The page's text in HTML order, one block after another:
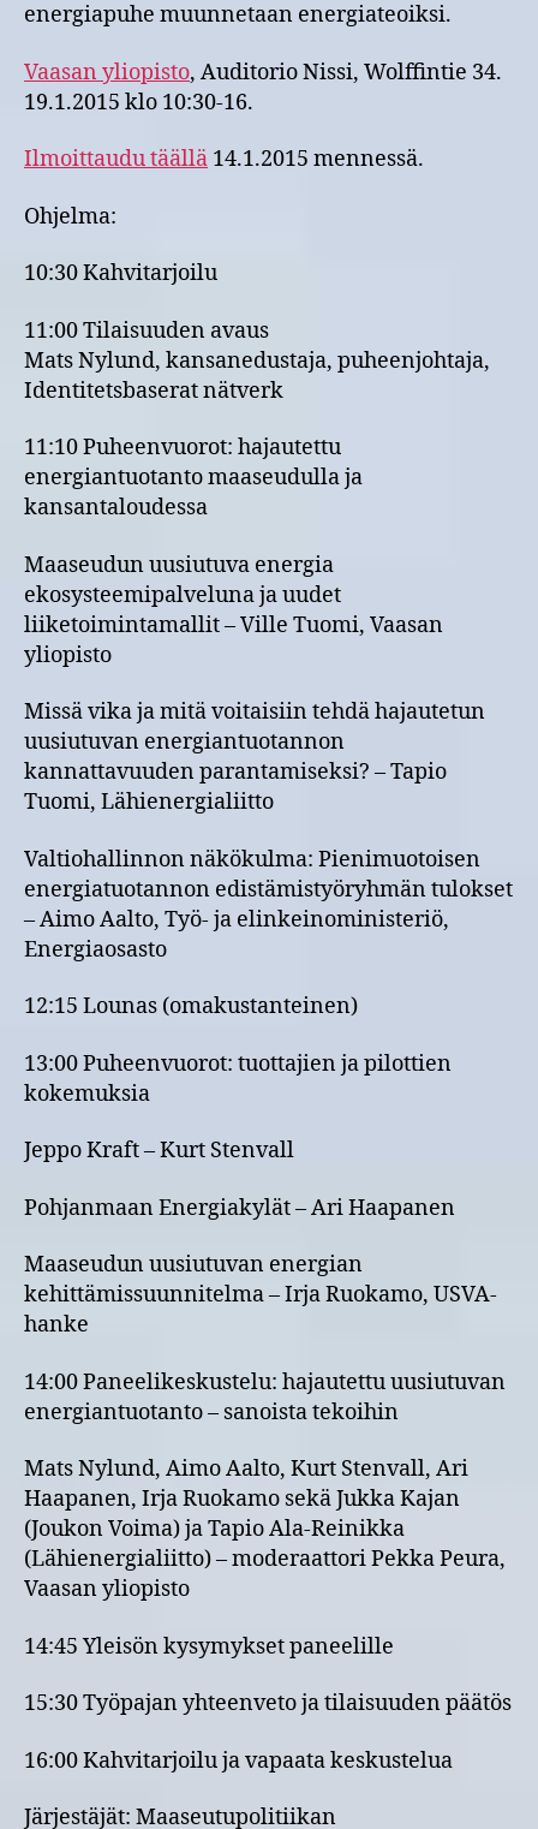
energiapuhe muunnetaan energiateoiksi.
Vaasan yliopisto, Auditorio Nissi, Wolffintie 34.
19.1.2015 klo 10:30-16.
Ilmoittaudu täällä 14.1.2015 mennessä.
Ohjelma:
10:30 Kahvitarjoilu
11:00 Tilaisuuden avaus
Mats Nylund, kansanedustaja, puheenjohtaja,
Identitetsbaserat nätverk
11:10 Puheenvuorot: hajautettu
energiantuotanto maaseudulla ja
kansantaloudessa
Maaseudun uusiutuva energia
ekosysteemipalveluna ja uudet
liiketoimintamallit – Ville Tuomi, Vaasan
yliopisto
Missä vika ja mitä voitaisiin tehdä hajautetun
uusiutuvan energiantuotannon
kannattavuuden parantamiseksi? – Tapio
Tuomi, Lähienergialiitto
Valtiohallinnon näkökulma: Pienimuotoisen
energiatuotannon edistämistyöryhmän tulokset
– Aimo Aalto, Työ- ja elinkeinoministeriö,
Energiaosasto
12:15 Lounas (omakustanteinen)
13:00 Puheenvuorot: tuottajien ja pilottien
kokemuksia
Jeppo Kraft – Kurt Stenvall
Pohjanmaan Energiakylät – Ari Haapanen
Maaseudun uusiutuvan energian
kehittämissuunnitelma – Irja Ruokamo, USVA-
hanke
14:00 Paneelikeskustelu: hajautettu uusiutuvan
energiantuotanto – sanoista tekoihin
Mats Nylund, Aimo Aalto, Kurt Stenvall, Ari
Haapanen, Irja Ruokamo sekä Jukka Kajan
(Joukon Voima) ja Tapio Ala-Reinikka
(Lähienergialiitto) – moderaattori Pekka Peura,
Vaasan yliopisto
14:45 Yleisön kysymykset paneelille
15:30 Työpajan yhteenveto ja tilaisuuden päätös
16:00 Kahvitarjoilu ja vapaata keskustelua
Järjestäjät: Maaseutupolitiikan